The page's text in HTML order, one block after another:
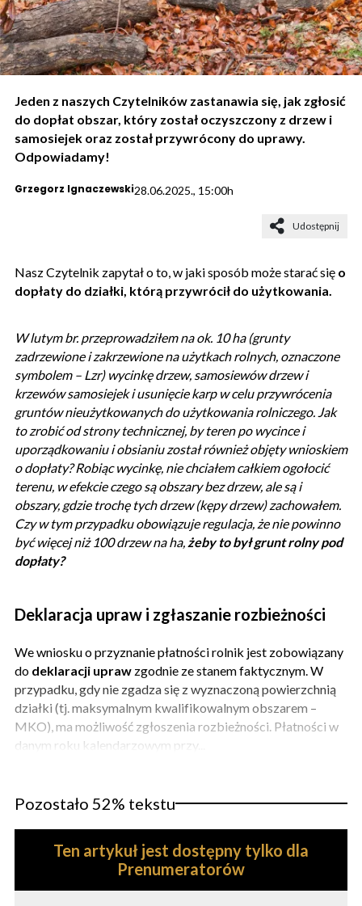
Jeden z naszych Czytelników zastanawia się, jak zgłosić
do dopłat obszar, który został oczyszczony z drzew i
samosiejek oraz został przywrócony do uprawy.
Odpowiadamy!
Grzegorz Ignaczewski28.06.2025., 15:00h
Udostępnij
Nasz Czytelnik zapytał o to, w jaki sposób może starać się o
dopłaty do działki, którą przywrócił do użytkowania.
W lutym br. przeprowadziłem na ok. 10 ha (grunty
zadrzewione i zakrzewione na użytkach rolnych, oznaczone
symbolem – Lzr) wycinkę drzew, samosiewów drzew i
krzewów samosiejek i usunięcie karp w celu przywrócenia
gruntów nieużytkowanych do użytkowania rolniczego. Jak
to zrobić od strony technicznej, by teren po wycince i
uporządkowaniu i obsianiu został również objęty wnioskiem
o dopłaty? Robiąc wycinkę, nie chciałem całkiem ogołocić
terenu, w efekcie czego są obszary bez drzew, ale są i
obszary, gdzie trochę tych drzew (kępy drzew) zachowałem.
Czy w tym przypadku obowiązuje regulacja, że nie powinno
być więcej niż 100 drzew na ha, żeby to był grunt rolny pod
dopłaty?
Deklaracja upraw i zgłaszanie rozbieżności
We wniosku o przyznanie płatności rolnik jest zobowiązany
do deklaracji upraw zgodnie ze stanem faktycznym. W
przypadku, gdy nie zgadza się z wyznaczoną powierzchnią
działki (tj. maksymalnym kwalifikowalnym obszarem –
MKO), ma możliwość zgłoszenia rozbieżności. Płatności w
danym roku kalendarzowym przy...
Pozostało 52% tekstu
Ten artykuł jest dostępny tylko dla
Prenumeratorów